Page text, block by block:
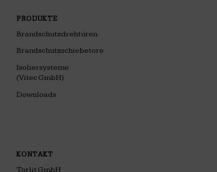
PRODUKTE
Brandschutzdrehtüren
Brandschutzschiebetore
Isoliersysteme
(Vitec GmbH)
Downloads
KONTAKT
Torlit GmbH